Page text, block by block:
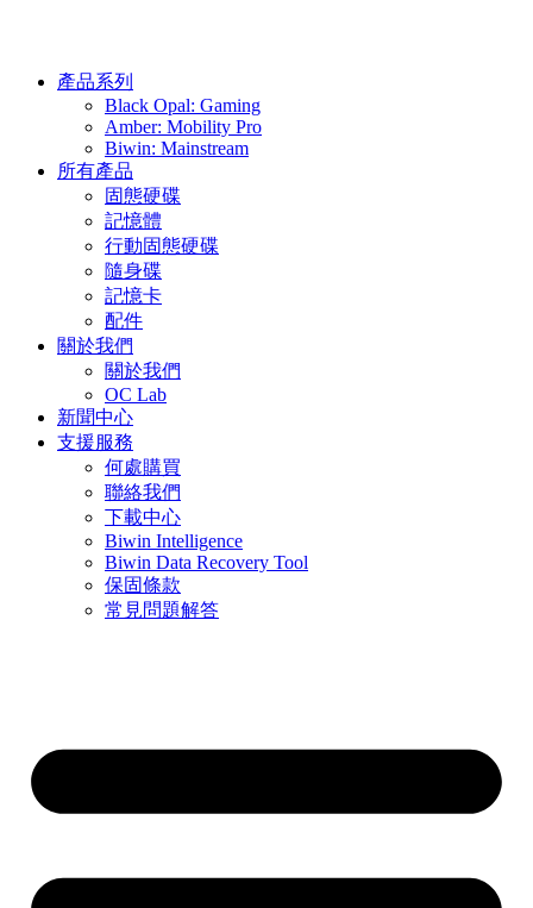
產品系列
Black Opal: Gaming
Amber: Mobility Pro
Biwin: Mainstream
所有產品
固態硬碟
記憶體
行動固態硬碟
隨身碟
記憶卡
配件
關於我們
關於我們
OC Lab
新聞中心
支援服務
何處購買
聯絡我們
下載中心
Biwin Intelligence
Biwin Data Recovery Tool
保固條款
常見問題解答